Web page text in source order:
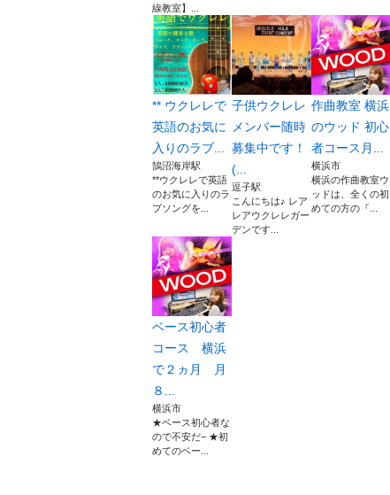
線教室】...
** ウクレレで
英語のお気に
入りのラブ...
鵠沼海岸駅
**ウクレレで英語
のお気に入りのラ
ブソングを...
子供ウクレレ
メンバー随時
募集中です！
(...
逗子駅
こんにちは♪ レア
レアウクレレガー
デンです...
作曲教室 横浜
のウッド 初心
者コース月...
横浜市
横浜の作曲教室ウ
ッドは、全くの初
めての方の『...
ベース初心者
コース 横浜
で２ヵ月 月
８...
横浜市
★ベース初心者な
ので不安だ− ★初
めてのベー...